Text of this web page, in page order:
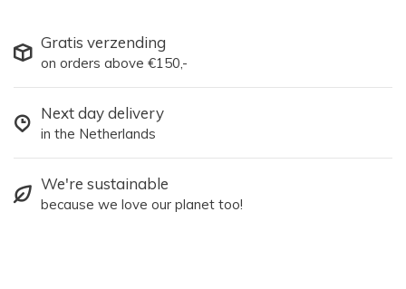
Gratis verzending
on orders above €150,-
Next day delivery
in the Netherlands
We're sustainable
because we love our planet too!